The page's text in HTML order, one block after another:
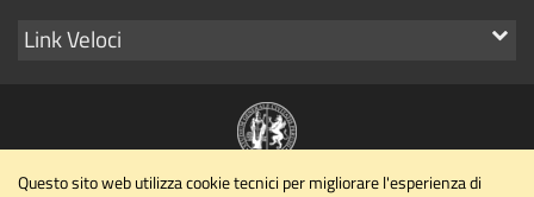
link
Mostra
Link Veloci
Questo sito web utilizza cookie tecnici per migliorare l'esperienza di